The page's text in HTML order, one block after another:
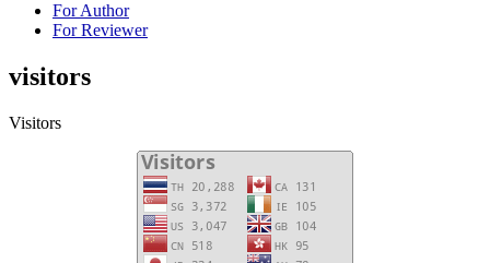
For Author
For Reviewer
visitors
Visitors